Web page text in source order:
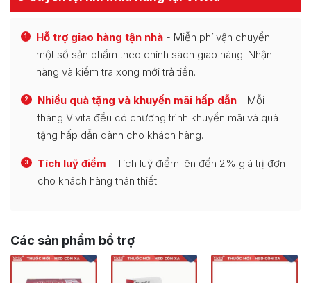
1 Hỗ trợ giao hàng tận nhà - Miễn phí vận chuyển
một số sản phẩm theo chính sách giao hàng. Nhận
hàng và kiểm tra xong mới trả tiền.
2 Nhiều quà tặng và khuyến mãi hấp dẫn - Mỗi
tháng Vivita đều có chương trình khuyến mãi và quà
tặng hấp dẫn dành cho khách hàng.
3 Tích luỹ điểm - Tích luỹ điểm lên đến 2% giá trị đơn
cho khách hàng thân thiết.
Các sản phẩm bổ trợ